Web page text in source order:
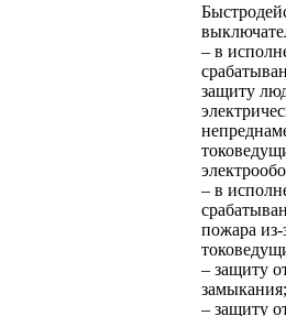
– в
защиту
– в
пожара из-
– защиту
замыкания;
– защиту